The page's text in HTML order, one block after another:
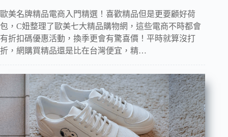
歐美名牌精品電商入門精選！喜歡精品但是更要顧好荷
包，C妞整理了歐美七大精品購物網，這些電商不時都會
有折扣碼優惠活動，換季更會有驚喜價！平時就算沒打
折，網購買精品還是比在台灣便宜，精…